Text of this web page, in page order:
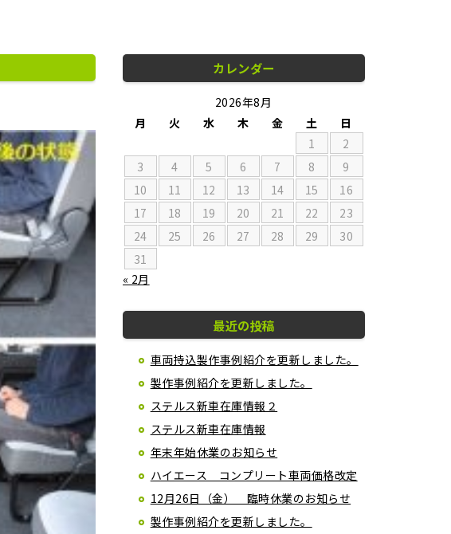
カレンダー
2026年8月
月
火 水 木 金 土
日
1
2
3
4 5 6 7 8
9
10
11 12 13 14 15
16
17
18 19 20 21 22
23
24
25 26 27 28 29
30
31
« 2月
最近の投稿
車両持込製作事例紹介を更新しました。
製作事例紹介を更新しました。
ステルス新車在庫情報２
ステルス新車在庫情報
年末年始休業のお知らせ
ハイエース コンプリート車両価格改定
12月26日（金） 臨時休業のお知らせ
製作事例紹介を更新しました。